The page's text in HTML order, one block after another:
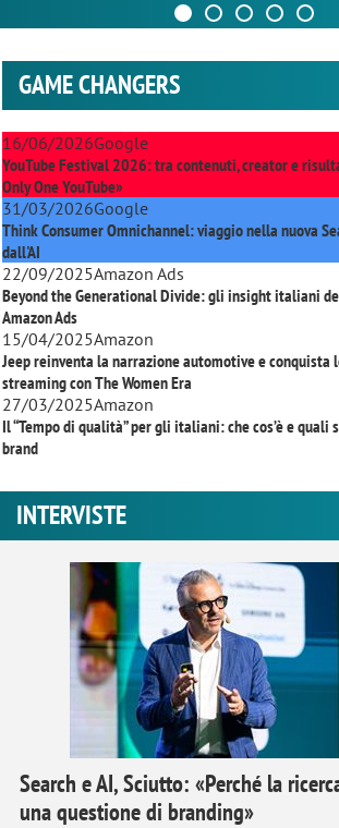
GAME CHANGERS
16/06/2026Google
YouTube Festival 2026: tra contenuti, creator e
Only One YouTube»
31/03/2026Google
Think Consumer Omnichannel: viaggio nella nuova
dall'AI
22/09/2025Amazon Ads
Beyond the Generational Divide: gli insight italiani
Amazon Ads
15/04/2025Amazon
Jeep reinventa la narrazione automotive e conquista
streaming conThe Women Era
27/03/2025Amazon
Il “Tempo di qualità” per gli italiani: che cos’è e
brand
INTERVISTE
Search e AI, Sciutto: «Perché la
una questione di branding»